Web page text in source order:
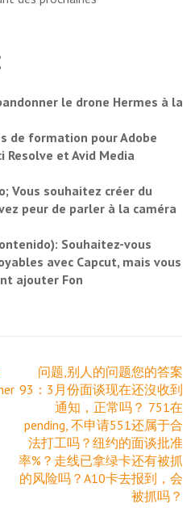
le drone Hermes à la
de formation pour Adobe
Resolve et Avid Media
Vous souhaitez créer du
peur de parler à la caméra
Souhaitez-vous
avec Capcut, mais vous
ajouter Fon
问题,别人的问题您的答案
93：3月份面谈现在还沒收到
通知，正常吗？ 751在
pending, 不申请551还属于合
法打工吗？​​纽约的面谈批准
率%？走线已拿绿卡还有被抓
的风险吗？A10卡去报到，会
被抓吗？